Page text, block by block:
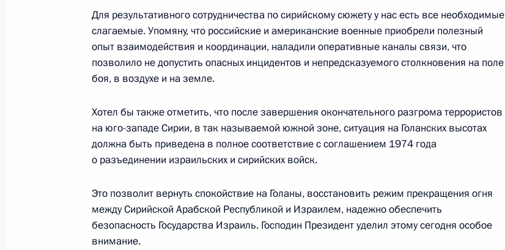
Показать предыдущие материалы
26 июля 2026 года
Для результативного сотрудничества по сирийскому сюжету у нас есть все необходимые
слагаемые. Упомяну, что российские и американские военные приобрели полезный
опыт взаимодействия и координации, наладили оперативные каналы связи, что
позволило не допустить опасных инцидентов и непредсказуемого столкновения на поле
боя, в воздухе и на земле.
Хотел бы также отметить, что после завершения окончательного разгрома террористов
на юго-западе Сирии, в так называемой южной зоне, ситуация на Голанских высотах
должна быть приведена в полное соответствие с соглашением 1974 года
о разъединении израильских и сирийских войск.
Это позволит вернуть спокойствие на Голаны, восстановить режим прекращения огня
между Сирийской Арабской Республикой и Израилем, надежно обеспечить
безопасность Государства Израиль. Господин Президент уделил этому сегодня особое
внимание.